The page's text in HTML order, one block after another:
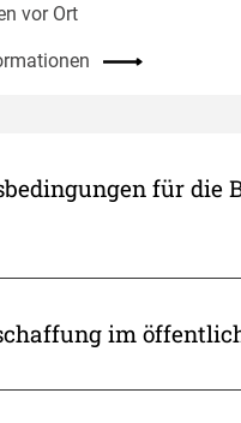
vor Ort
für die
im